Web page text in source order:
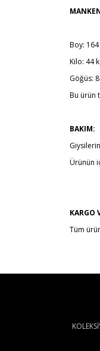
Boy:
Kilo: 44
Göğüs:
Bu ürün
BAKIM:
Ürünün
KARGO
Tüm